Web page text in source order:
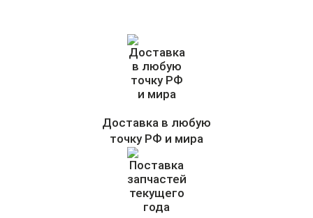
Доставка в любую
точку РФ и мира